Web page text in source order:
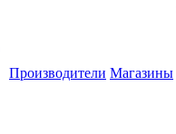
Производители Магазины